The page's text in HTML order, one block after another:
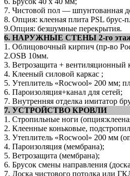
7. Чистовой пол — шпунтованная
8. Опция: клееная плита PSL брус-
9.Опция: безшумные перекрытия.
6. НАРУЖНЫЕ СТЕНЫ 2-го
1. Облицовочный кирпич (пр-во
2.OSB 10мм.
3. Ветрозащита + вентиляционный
4. Клееный силовой каркас ;
5. Утеплитель «Roсwool» 200 мм;
6. Пароизоляция+канал для сетей;
7. Внутренняя отделка имитатор
7. УСТРОЙСТВО КРОВЛИ
1. Стропильные ноги
2. Клеенные коньковые,
3. Утеплитель «Roсwool» 200 мм
4. Пароизоляция (мембрана);
5. Ветрозащита (мембрана);
6. Брусок смены направления
7. Доска чистового потолка или